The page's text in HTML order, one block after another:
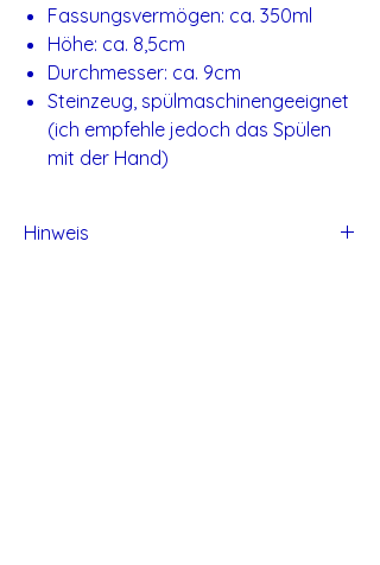
Fassungsvermögen: ca. 350ml
Höhe: ca. 8,5cm
Durchmesser: ca. 9cm
Steinzeug, spülmaschinengeeignet
(ich empfehle jedoch das Spülen
mit der Hand)
Hinweis